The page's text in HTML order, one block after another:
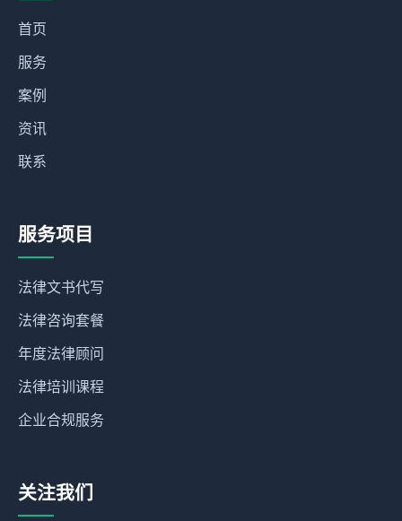
首页
服务
案例
资讯
联系
服务项目
法律文书代写
法律咨询套餐
年度法律顾问
法律培训课程
企业合规服务
关注我们